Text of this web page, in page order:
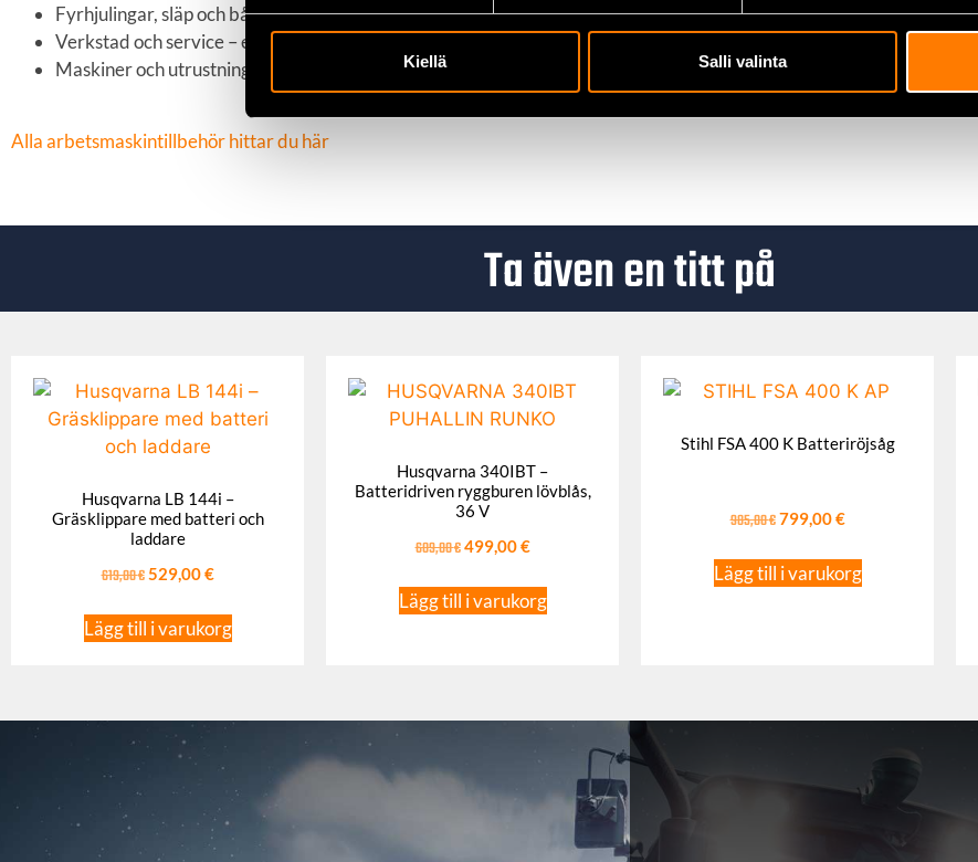
Kiellä Salli valinta
Fyrhjulingar, släp och båttillbehör – dragfunktion för manövrering och låsning
Verkstad och service – ersättning av slitna eller trasiga vajrar
Maskiner och utrustning där dragvajer behövs för styrning, stopp eller justering
Alla arbetsmaskintillbehör hittar du här
Ta även en titt på
Husqvarna LB 144i –
Gräsklippare med batteri och
laddare
619,00€ 529,00€
Lägg till i varukorg
Husqvarna 340IBT –
Batteridriven ryggburen lövblås,
36 V
609,00€ 499,00€
Lägg till i varukorg
Stihl FSA 400 K Batteriröjsåg
985,00€ 799,00€
Lägg till i varukorg